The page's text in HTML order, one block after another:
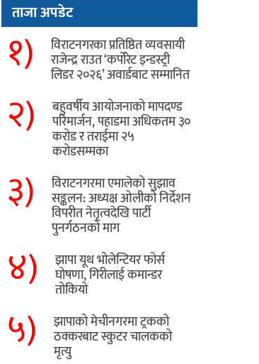
ताजा अपडेट
१) विराटनगरका प्रतिष्ठित व्यवसायी
राजेन्द्र राउत ‘कर्पोरेट इन्डस्ट्री
लिडर २०२६’ अवार्डबाट सम्मानित
२) बहुवर्षीय आयोजनाको मापदण्ड
परिमार्जन, पहाडमा अधिकतम ३०
करोड र तराईमा २५
करोडसम्मका
३) विराटनगरमा एमालेको सुझाव
सङ्कलन: अध्यक्ष ओलीको निर्देशन
विपरीत नेतृत्वदेखि पार्टी
पुनर्गठनको माग
४) झापा यूथ भोलेन्टियर फोर्स
घोषणा, गिरीलाई कमान्डर
तोकियो
५) ​झापाको मेचीनगरमा ट्रकको
ठक्करबाट स्कुटर चालकको
मृत्यु